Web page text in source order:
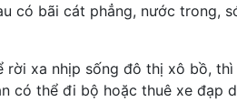
có bãi cát phẳng, nước trong,
rời xa nhịp sống đô thị xô bồ,
có thể đi bộ hoặc thuê xe